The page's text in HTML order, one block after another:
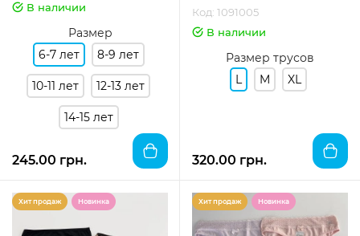
В наличии
Размер
6-7 лет
8-9 лет
10-11 лет 12-13 лет
14-15 лет
245.00 грн.
Код: 1091005
В наличии
Размер трусов
L
M XL
320.00 грн.
Хит продаж Новинка Хит продаж Новинка